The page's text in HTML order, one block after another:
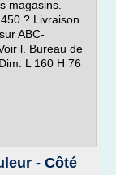
magasins.
? Livraison
ABC-
l. Bureau de
L 160 H 76
- Côté